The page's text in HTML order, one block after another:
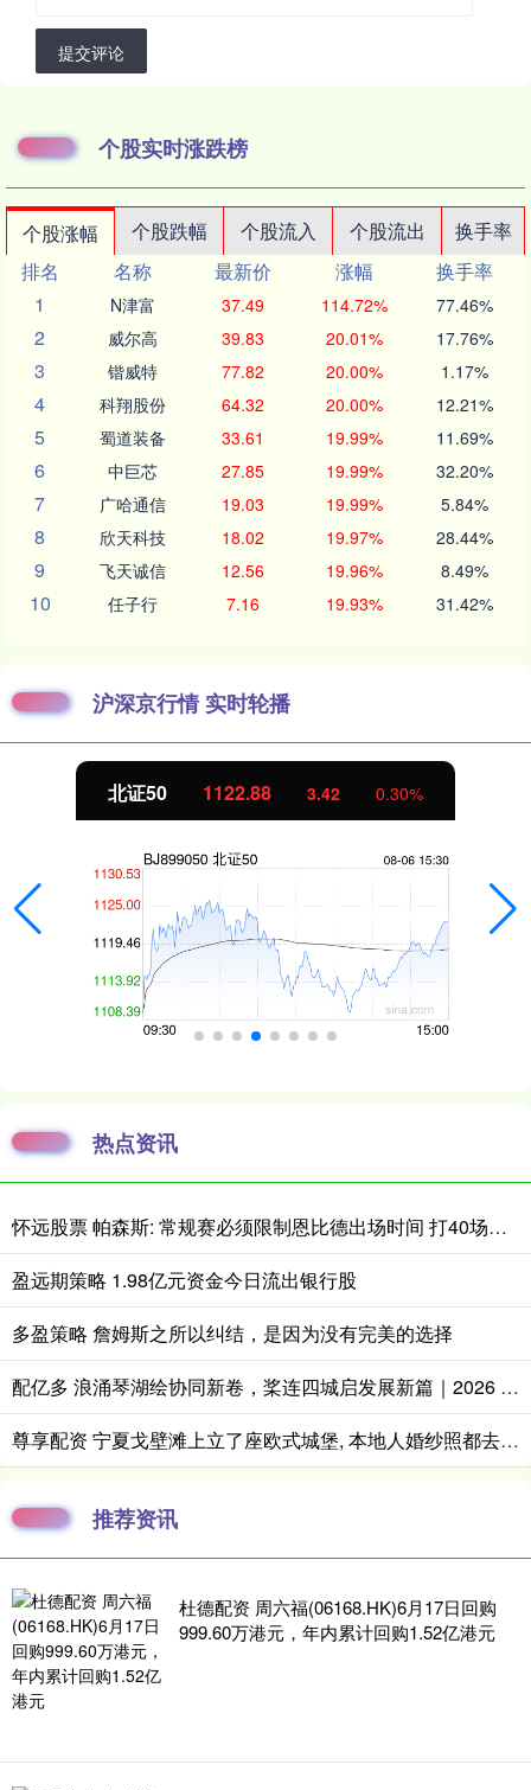
提交评论
个股实时涨跌榜
个股涨幅 个股跌幅 个股流入 个股流出
换手率
排名
名称 最新价 涨幅
换手率
1
N津富 37.49 114.72% 77.46%
2 威尔高 39.83 20.01% 17.76%
3 锴威特 77.82 20.00% 1.17%
4 科翔股份 64.32 20.00% 12.21%
5 蜀道装备 33.61 19.99% 11.69%
6 中巨芯 27.85 19.99% 32.20%
7 广哈通信 19.03 19.99% 5.84%
8 欣天科技 18.02 19.97% 28.44%
9 飞天诚信 12.56 19.96% 8.49%
10 任子行 7.16 19.93% 31.42%
沪深京行情 实时轮播
北证50 1122.88 3.42 0.30%
热点资讯
怀远股票 帕森斯: 常规赛必须限制恩比德出场时间 打40场&每场25分钟就行了
盈远期策略 1.98亿元资金今日流出银行股
多盈策略 詹姆斯之所以纠结，是因为没有完美的选择
配亿多 浪涌琴湖绘协同新卷，桨连四城启发展新篇｜2026 全国桨板 U 系列赛暨长三角城市联赛桨板公开赛（常熟站）收官
尊享配资 宁夏戈壁滩上立了座欧式城堡, 本地人婚纱照都去那儿拍
推荐资讯
杜德配资 周六福(06168.HK)6月17日回购
999.60万港元，年内累计回购1.52亿港元